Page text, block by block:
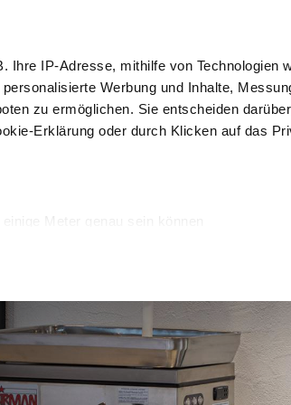
Ihre IP-Adresse, mithilfe von Technologien
Werbung und Inhalte,
zu ermöglichen. Sie entscheiden
Erklärung oder durch Klicken auf das
legen Sie Ihre Präferenzen im
für soziale Medien anbieten zu können
Verwendung unserer Website an unsere
möglicherweise mit weiteren
Nutzung der Dienste gesammelt haben.
Auslage und